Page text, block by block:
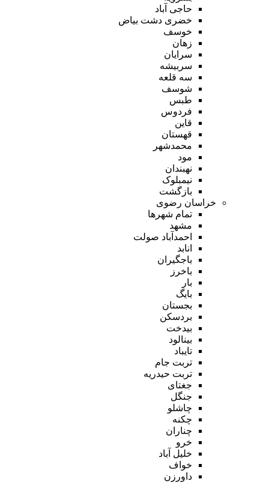
حاجی آباد
خضری دشت بیاض
خوسف
زهان
سرایان
سربیشه
سه قلعه
شوسف
طبس
فردوس
قاین
قهستان
محمدشهر
مود
نهبندان
نیمبلوک
بازگشت
خراسان رضوی
تمام شهر‌ها
مشهد
احمدآباد صولت
انابد
باجگیران
باخرز
بار
بایگ
بجستان
بردسکن
بیدخت
بینالود
تایباد
تربت جام
تربت حیدریه
جغتای
جنگل
چاشلو
چکنه
چناران
خرو
خلیل آباد
خواف
داورزن